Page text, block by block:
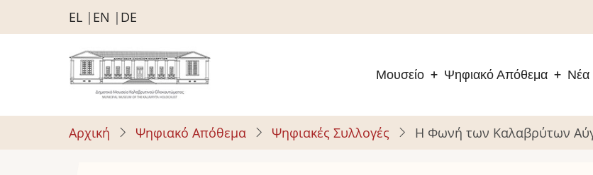
Παράκαμψη
προς
περιεχόμενο
EL EN DE
Μουσείο Ψηφιακό Απόθεμα Νέα
Αρχική Ψηφιακό Απόθεμα Ψηφιακές Συλλογές Η Φωνή των Καλαβρύτων